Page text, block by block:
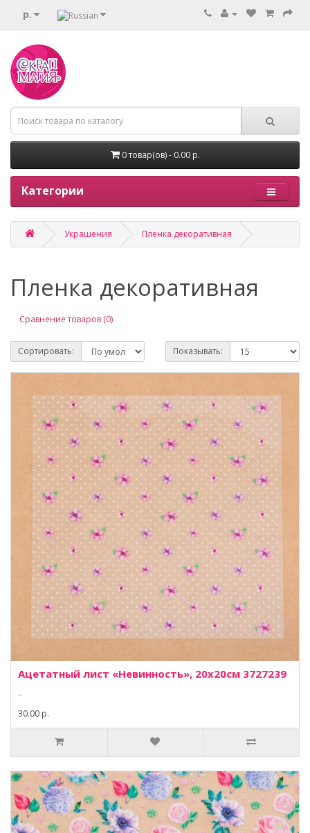
р.
0 товар(ов) - 0.00 р.
Категории
Украшения Пленка декоративная
Пленка декоративная
Сравнение товаров (0)
Сортировать: Показывать:
Ацетатный лист «Невинность», 20х20см 3727239
..
30.00 р.